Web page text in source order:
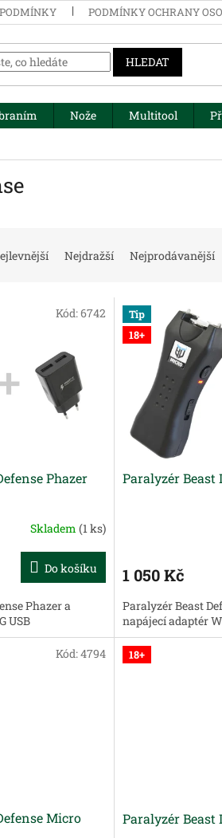
PODMÍNKY OCHRANY
HLEDAT
Nože Multitool
Nejdražší Nejprodávanější
Phazer
Skladem (1 ks)
Do košíku
Phazer a
USB
Kód:6742
Tip
18+
Paralyzér Beast
1 050 Kč
Paralyzér Beast
napájecí adaptér
Micro
Kód:4794 18+
Paralyzér Beast